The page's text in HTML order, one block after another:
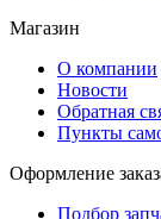
Магазин
О компании
Новости
Обратная
Пункты
Оформление
Подбор